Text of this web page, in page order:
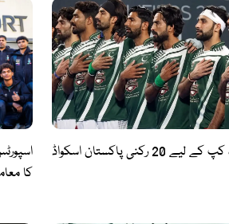
ہاکی ورلڈ کپ کے لیے 20 رکنی پاکستان اسکواڈ
کا